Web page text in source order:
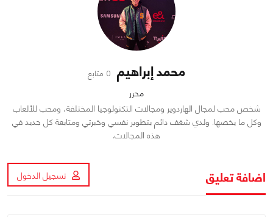
محمد إبراهيم 0 متابع
محرر
شخص محب لمجال الهاردوير ومجالات التكنولوجيا المختلفة، ومحب للألعاب
وكل ما يخصها. ولدي شغف دائم بتطوير نفسي وخبرتي ومتابعة كل جديد في
هذه المجالات.
اضافة تعليق تسجيل الدخول